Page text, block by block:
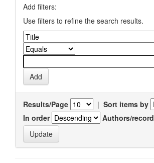
Add filters:
Use filters to refine the search results.
Results/Page | Sort items by
In order
Authors/record